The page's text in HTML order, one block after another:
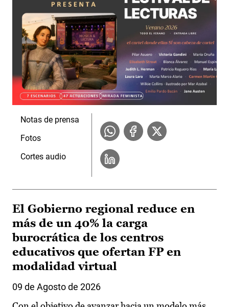
Notas de prensa
Fotos
Cortes audio
El Gobierno regional reduce en
más de un 40% la carga
burocrática de los centros
educativos que ofertan FP en
modalidad virtual
09 de Agosto de 2026